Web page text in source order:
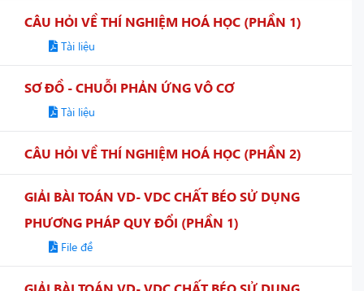
CÂU HỎI VỀ THÍ NGHIỆM HOÁ HỌC (PHẦN 1)
Tài liệu
SƠ ĐỒ - CHUỖI PHẢN ỨNG VÔ CƠ
Tài liệu
CÂU HỎI VỀ THÍ NGHIỆM HOÁ HỌC (PHẦN 2)
GIẢI BÀI TOÁN VD- VDC CHẤT BÉO SỬ DỤNG
PHƯƠNG PHÁP QUY ĐỔI (PHẦN 1)
File đề